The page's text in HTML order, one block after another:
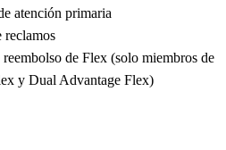
atención primaria
reclamos
de Flex (solo miembros de
y Dual Advantage Flex)